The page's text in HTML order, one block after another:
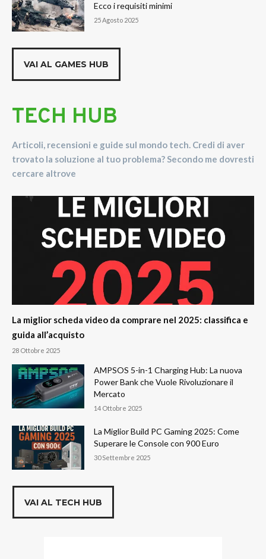
Ecco i requisiti minimi
25 Agosto 2025
VAI AL GAMES HUB
TECH HUB
Articoli, recensioni e guide sul mondo tech. Credi di aver
trovato la soluzione al tuo problema? Secondo me dovresti
cercare altrove
La miglior scheda video da comprare nel 2025: classifica e
guida all’acquisto
28 Ottobre 2025
AMPSOS 5-in-1 Charging Hub: La nuova
Power Bank che Vuole Rivoluzionare il
Mercato
14 Ottobre 2025
La Miglior Build PC Gaming 2025: Come
Superare le Console con 900 Euro
30 Settembre 2025
VAI AL TECH HUB